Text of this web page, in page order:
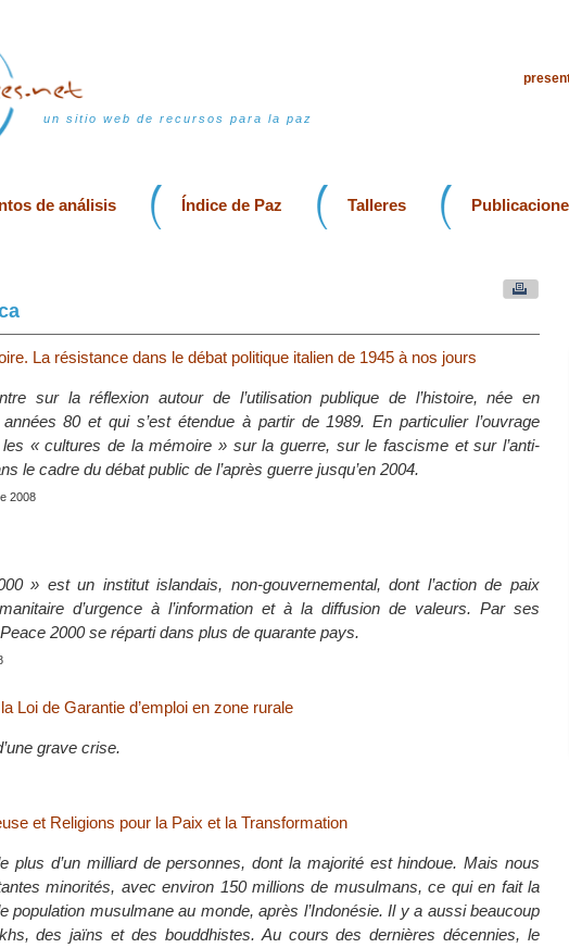
un sitio web de recursos para la paz
de análisis Índice de Paz Talleres
La résistance dans le débat politique italien de 1945 à nos jours
sur la réflexion autour de l’utilisation publique de l’histoire, née en
80 et qui s’est étendue à partir de 1989. En particulier l’ouvrage
les « cultures de la mémoire » sur la guerre, sur le fascisme et sur l’anti-
le cadre du débat public de l’après guerre jusqu’en 2004.
2008
» est un institut islandais, non-gouvernemental, dont l’action de paix
d’urgence à l’information et à la diffusion de valeurs. Par ses
2000 se réparti dans plus de quarante pays.
Loi de Garantie d’emploi en zone rurale
grave crise.
et Religions pour la Paix et la Transformation
plus d’un milliard de personnes, dont la majorité est hindoue. Mais nous
minorités, avec environ 150 millions de musulmans, ce qui en fait la
population musulmane au monde, après l’Indonésie. Il y a aussi beaucoup
des jaïns et des bouddhistes. Au cours des dernières décennies, le